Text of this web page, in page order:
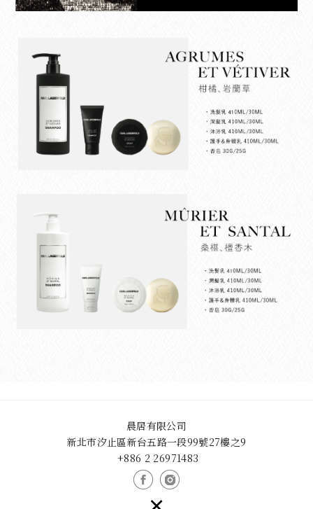
晨居有限公司
新北市汐止區新台五路一段99號27樓之9
+886 2 26971483